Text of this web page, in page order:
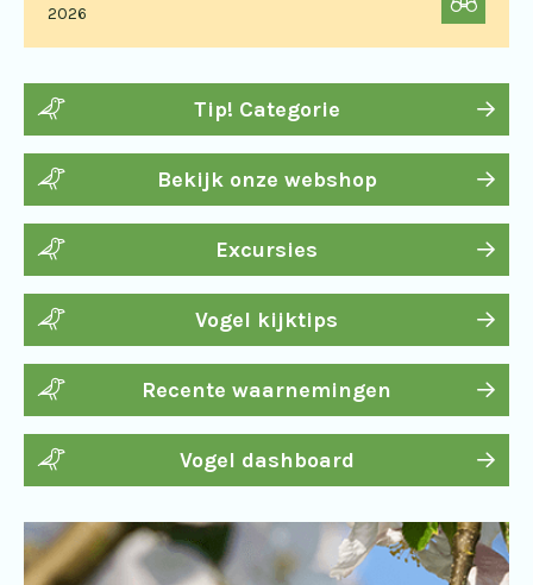
2026
Tip! Categorie
Bekijk onze webshop
Excursies
Vogel kijktips
Recente waarnemingen
Vogel dashboard